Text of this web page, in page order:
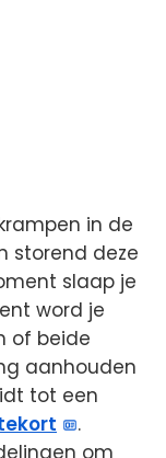
in de
storend deze
slaap je
word je
of beide
aanhouden
tot een
.
om